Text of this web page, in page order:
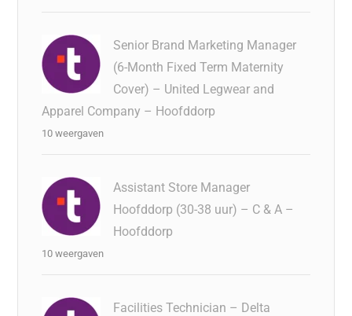
Senior Brand Marketing Manager
(6-Month Fixed Term Maternity
Cover) – United Legwear and
Apparel Company – Hoofddorp
10 weergaven
Assistant Store Manager
Hoofddorp (30-38 uur) – C & A –
Hoofddorp
10 weergaven
Facilities Technician – Delta